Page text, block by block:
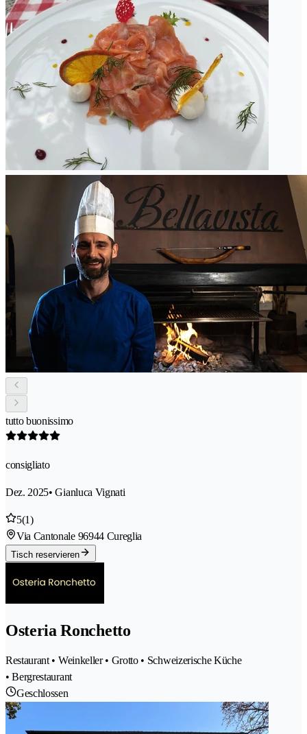
tutto buonissimo
consigliato
Dez. 2025• Gianluca Vignati
5(1)
Via Cantonale 96944 Cureglia
Tisch reservieren
Osteria Ronchetto
Restaurant • Weinkeller • Grotto • Schweizerische Küche
• Bergrestaurant
Geschlossen